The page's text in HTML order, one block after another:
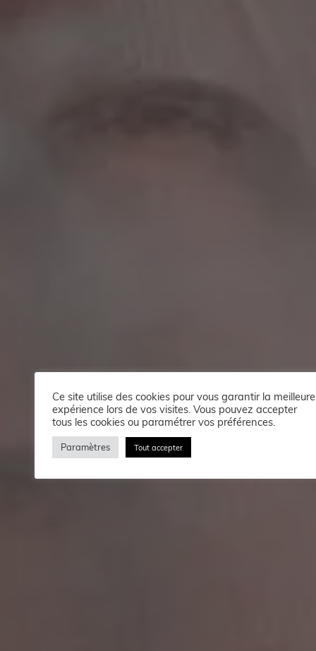
Ce site utilise des cookies pour vous garantir la meilleure
expérience lors de vos visites. Vous pouvez accepter
tous les cookies ou paramétrer vos préférences.
Paramètres Tout accepter